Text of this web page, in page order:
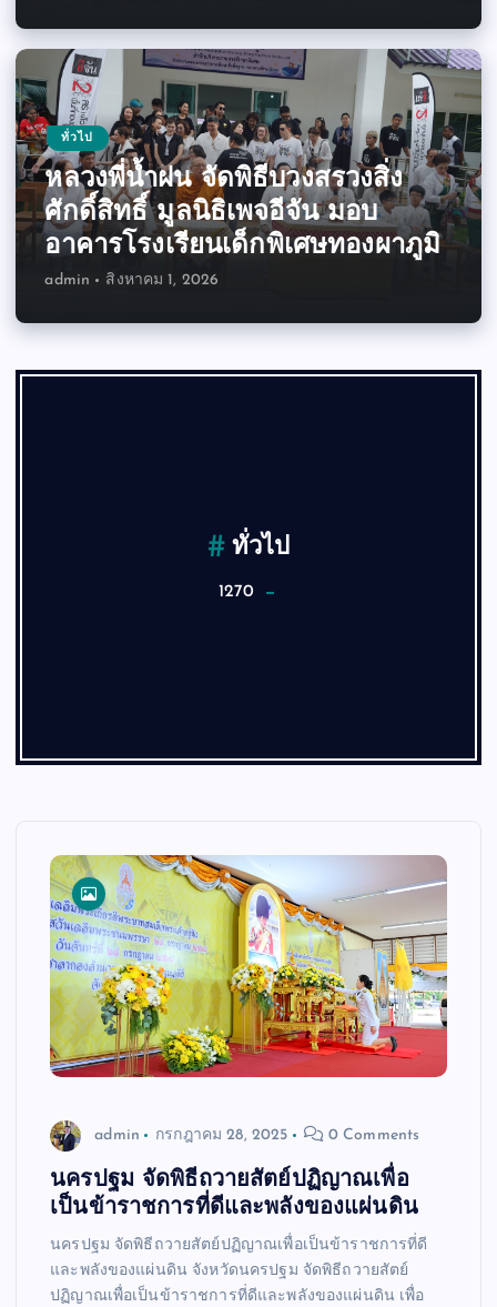
ทั่วไป
หลวงพี่น้ำฝน จัดพิธีบวงสรวงสิ่ง
ศักดิ์สิทธิ์ มูลนิธิเพจอีจัน มอบ
อาคารโรงเรียนเด็กพิเศษทองผาภูมิ
admin สิงหาคม 1, 2026
ทั่วไป
1270
admin กรกฎาคม 28, 2025 0 Comments
นครปฐม จัดพิธีถวายสัตย์ปฏิญาณเพื่อ
เป็นข้าราชการที่ดีและพลังของแผ่นดิน
นครปฐม จัดพิธีถวายสัตย์ปฏิญาณเพื่อเป็นข้าราชการที่ดี
และพลังของแผ่นดิน จังหวัดนครปฐม จัดพิธีถวายสัตย์
ปฏิญาณเพื่อเป็นข้าราชการที่ดีและพลังของแผ่นดิน เพื่อ